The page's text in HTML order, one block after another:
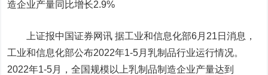
造企业产量同比增长2.9%
上证报中国证券网讯 据工业和信息化部6月21日消息，
工业和信息化部公布2022年1-5月乳制品行业运行情况。
2022年1-5月，全国规模以上乳制品制造企业产量达到